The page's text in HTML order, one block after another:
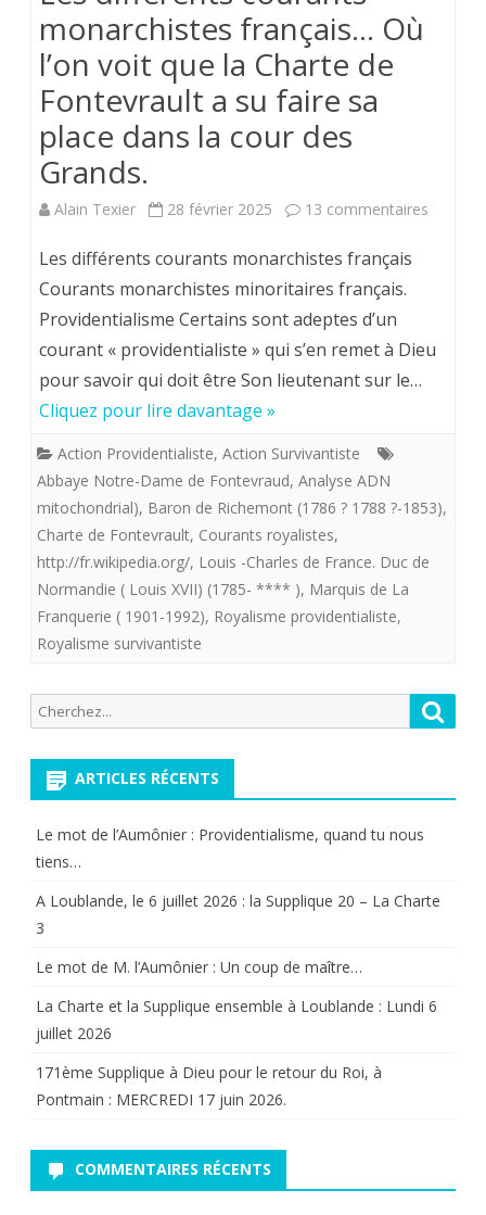
monarchistes français… Où
l’on voit que la Charte de
Fontevrault a su faire sa
place dans la cour des
Grands.
Alain Texier 28 février 2025 13 commentaires
voit
place
cour
Les différents courants monarchistes français
Courants monarchistes minoritaires français.
Providentialisme Certains sont adeptes d’un
courant « providentialiste » qui s’en remet à Dieu
pour savoir qui doit être Son lieutenant sur le…
Cliquez pour lire davantage »
Action Providentialiste, Action Survivantiste
Abbaye Notre-Dame de Fontevraud, Analyse ADN
mitochondrial), Baron de Richemont (1786 ? 1788 ?-1853),
Charte de Fontevrault, Courants royalistes,
http://fr.wikipedia.org/, Louis -Charles de France. Duc de
Normandie ( Louis XVII) (1785- **** ), Marquis de La
Franquerie ( 1901-1992), Royalisme providentialiste,
Royalisme survivantiste
Recherche
pour:
ARTICLES RÉCENTS
Le mot de l’Aumônier : Providentialisme, quand tu nous
tiens…
A Loublande, le 6 juillet 2026 : la Supplique 20 – La Charte
3
Le mot de M. l’Aumônier : Un coup de maître…
La Charte et la Supplique ensemble à Loublande : Lundi 6
juillet 2026
171ème Supplique à Dieu pour le retour du Roi, à
Pontmain : MERCREDI 17 juin 2026.
COMMENTAIRES RÉCENTS